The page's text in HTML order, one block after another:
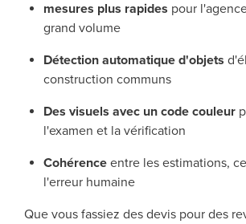
mesures plus rapides pour
grand volume
Détection automatique d'objets
construction communs
Des visuels avec un code couleur
l'examen et la vérification
Cohérence entre les estimations,
l'erreur humaine
Que vous fassiez des devis pour des